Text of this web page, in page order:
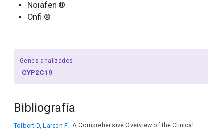
Noiafen ®
Onfi ®
Genes analizados
CYP2C19
Bibliografía
Tolbert D, Larsen F. A Comprehensive Overview of the Clinical